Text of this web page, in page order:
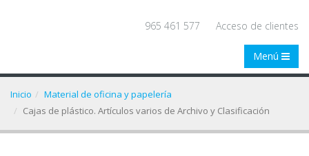
965 461 577 Acceso de clientes
Menú
Inicio
Material de oficina y papelería
Cajas de plástico. Artículos varios de Archivo y Clasificación